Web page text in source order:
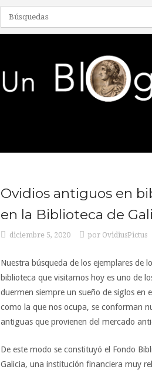
Ovidios antiguos en
en la Biblioteca de
diciembre 5, 2020 por OvidiusPictus
Nuestra búsqueda de los ejemplares de
biblioteca que visitamos hoy es uno de
duermen siempre un sueño de siglos en
como la que nos ocupa, se conforman
antiguas que provienen del mercado
De este modo se constituyó el Fondo
Galicia, una institución financiera muy